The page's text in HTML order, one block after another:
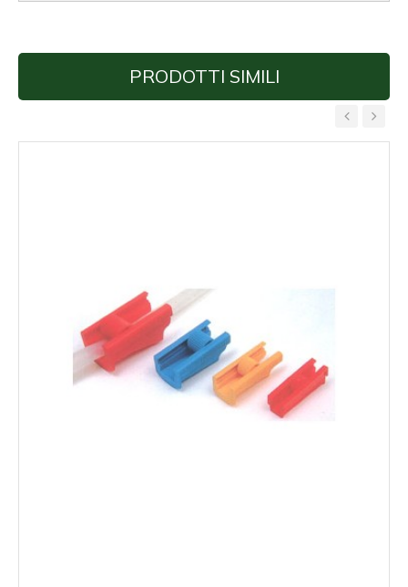
PRODOTTI SIMILI
‹ ›